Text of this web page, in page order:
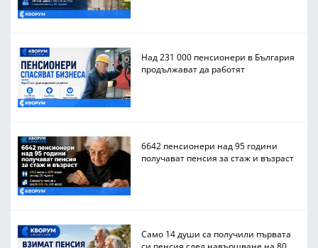
Над 231 000 пенсионери в България
продължават да работят
6642 пенсионери над 95 години
получават пенсия за стаж и възраст
Само 14 души са получили първата